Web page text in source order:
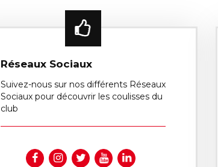
Réseaux Sociaux
Suivez-nous sur nos différents Réseaux
Sociaux pour découvrir les coulisses du
club